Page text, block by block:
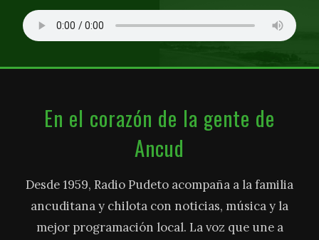
En el corazón de la gente de
Ancud
Desde 1959, Radio Pudeto acompaña a la familia
ancuditana y chilota con noticias, música y la
mejor programación local. La voz que une a